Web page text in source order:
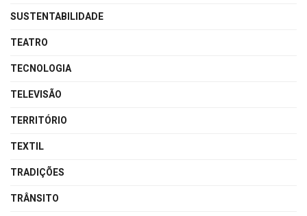
SUSTENTABILIDADE
TEATRO
TECNOLOGIA
TELEVISÃO
TERRITÓRIO
TEXTIL
TRADIÇÕES
TRÂNSITO